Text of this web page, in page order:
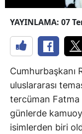
YAYINLAMA: 07
Cumhurbaşkanı
uluslararası
tercüman Fatma
günlerde
isimlerden biri